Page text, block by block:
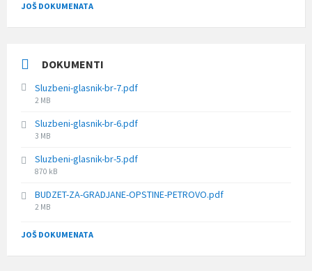
JOŠ DOKUMENATA
DOKUMENTI
Sluzbeni-glasnik-br-7.pdf
File
2 MB
Sluzbeni-glasnik-br-6.pdf
File
3 MB
Sluzbeni-glasnik-br-5.pdf
File
870 kB
BUDZET-ZA-GRADJANE-OPSTINE-PETROVO.pdf
File
2 MB
JOŠ DOKUMENATA